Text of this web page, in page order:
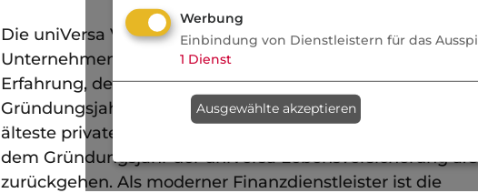
Die uniVersa Versicherungsunternehmen sind eine
Unternehmensgruppe mit langer Tradition und großer
Erfahrung, deren Ursprünge auf das Jahr 1843 – dem
Gründungsjahr der uniVersa Krankenversicherung a.G. als
älteste private Krankenversicherung Deutschlands und
dem Gründungsjahr der uniVersa Lebensversicherung
zurückgehen. Als moderner Finanzdienstleister ist die
Werbung
Einbindung von Dienstleistern für das
1 Dienst
Ausgewählte akzeptieren